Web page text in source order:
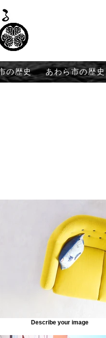
の歴史 あわら市の歴史
Describe your image